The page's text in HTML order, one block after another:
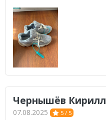
Чернышёв Кирилл
07.08.2025 5 / 5